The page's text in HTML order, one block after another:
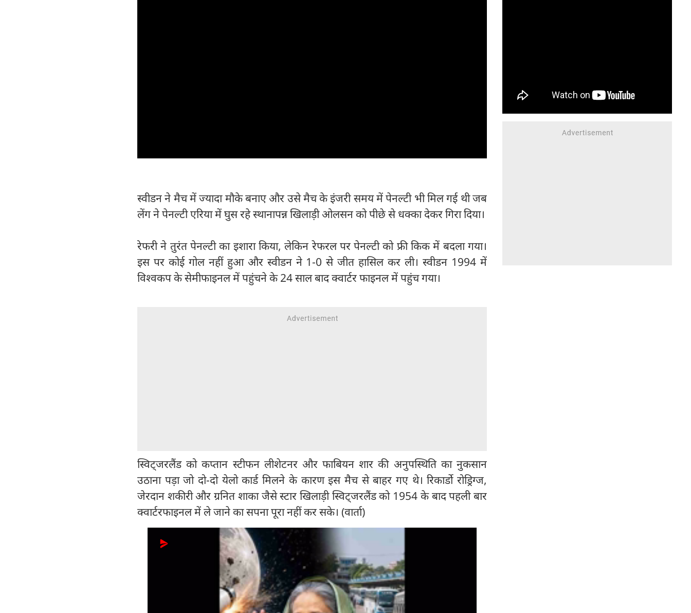
स्वीडन ने मैच में ज्यादा मौके बनाए और उसे मैच के इंजरी समय में पेनल्टी भी मिल गई थी जब
लेंग ने पेनल्टी एरिया में घुस रहे स्थानापन्न खिलाड़ी ओलसन को पीछे से धक्का देकर गिरा दिया।
रेफरी ने तुरंत पेनल्टी का इशारा किया, लेकिन रेफरल पर पेनल्टी को फ्री किक में बदला गया।
इस पर कोई गोल नहीं हुआ और स्वीडन ने 1-0 से जीत हासिल कर ली। स्वीडन 1994 में
विश्वकप के सेमीफाइनल में पहुंचने के 24 साल बाद क्वार्टर फाइनल में पहुंच गया।
स्विट्जरलैंड को कप्तान स्टीफन लीशेटनर और फाबियन शार की अनुपस्थिति का नुकसान
उठाना पड़ा जो दो-दो येलो कार्ड मिलने के कारण इस मैच से बाहर गए थे। रिकार्डो रोड्रिग्ज,
जेरदान शकीरी और ग्रनित शाका जैसे स्टार खिलाड़ी स्विट्जरलैंड को 1954 के बाद पहली बार
क्वार्टरफाइनल में ले जाने का सपना पूरा नहीं कर सके। (वार्ता)